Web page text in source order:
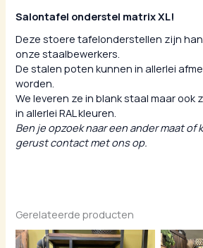
Salontafel onderstel matrix XL!
Deze stoere tafelonderstellen zijn
onze staalbewerkers.
De stalen poten kunnen in allerlei
worden.
We leveren ze in blank staal maar ook
in allerlei RAL kleuren.
Ben je opzoek naar een ander maat of
gerust contact met ons op.
Gerelateerde producten